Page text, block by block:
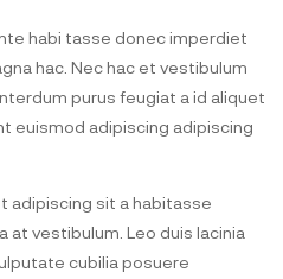
habi tasse donec imperdiet
hac. Nec hac et vestibulum
purus feugiat a id aliquet
euismod adipiscing adipiscing
adipiscing sit a habitasse
at vestibulum. Leo duis lacinia
cubilia posuere